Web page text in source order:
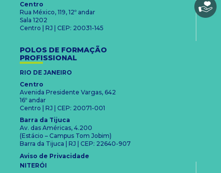
Centro
Rua México, 119, 12º andar
Sala 1202
Centro | RJ | CEP: 20031-145
POLOS DE FORMAÇÃO
PROFISSIONAL
RIO DE JANEIRO
Centro
Avenida Presidente Vargas, 642
16º andar
Centro | RJ | CEP: 20071-001
Barra da Tijuca
Av. das Américas, 4.200
(Estácio – Campus Tom Jobim)
Barra da Tijuca | RJ | CEP: 22640-907
Aviso de Privacidade
NITERÓI